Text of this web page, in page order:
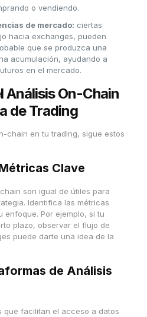
o vendiendo.
de mercado: ciertas
hacia exchanges, pueden
que se produzca una
acumulación, ayudando a
en el mercado.
Análisis On-Chain
de Trading
chain en tu trading, sigue estos
Clave
son igual de útiles para
Identifica las métricas
enfoque. Por ejemplo, si tu
plazo, observar el flujo de
puede darte una idea de la
de Análisis
que facilitan el acceso a datos